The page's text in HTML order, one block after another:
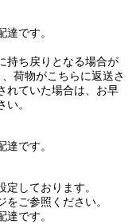
です。
持ち戻りとなる場合が
荷物がこちらに返送さ
れていた場合は、お早
。
です。
しております。
ご参照ください。
です。